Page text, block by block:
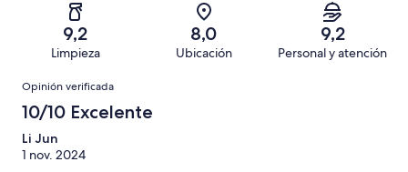
opiniones
opiniones
26
9,2
Limpieza
8,0
Ubicación
9,2
Personal y atención
Opiniones
Opinión verificada
10/10 Excelente
Li Jun
1 nov. 2024